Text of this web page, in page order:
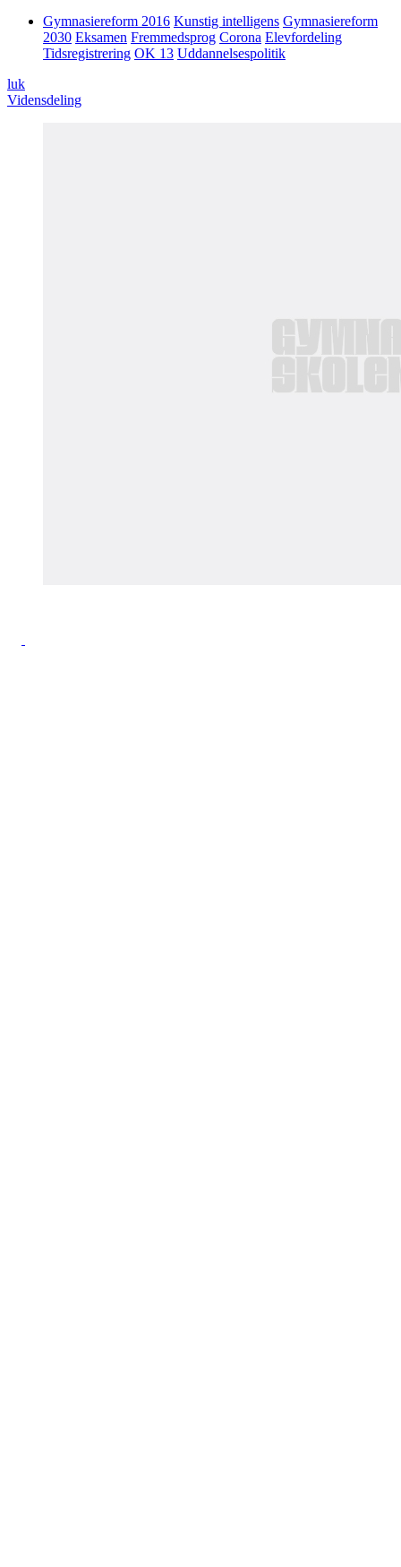
Gymnasiereform 2016 Kunstig intelligens Gymnasiereform
2030 Eksamen Fremmedsprog Corona Elevfordeling
Tidsregistrering OK 13 Uddannelsespolitik
luk
Vidensdeling